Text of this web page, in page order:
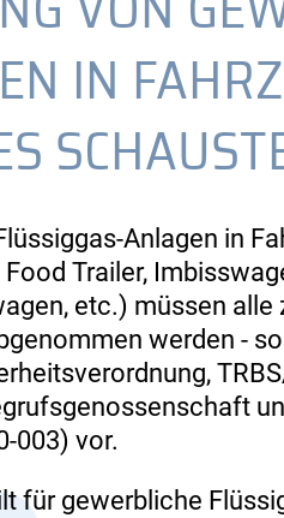
IN
Anlagen in
Trailer,
etc.) müssen
werden -
003) vor.
für gewerbliche